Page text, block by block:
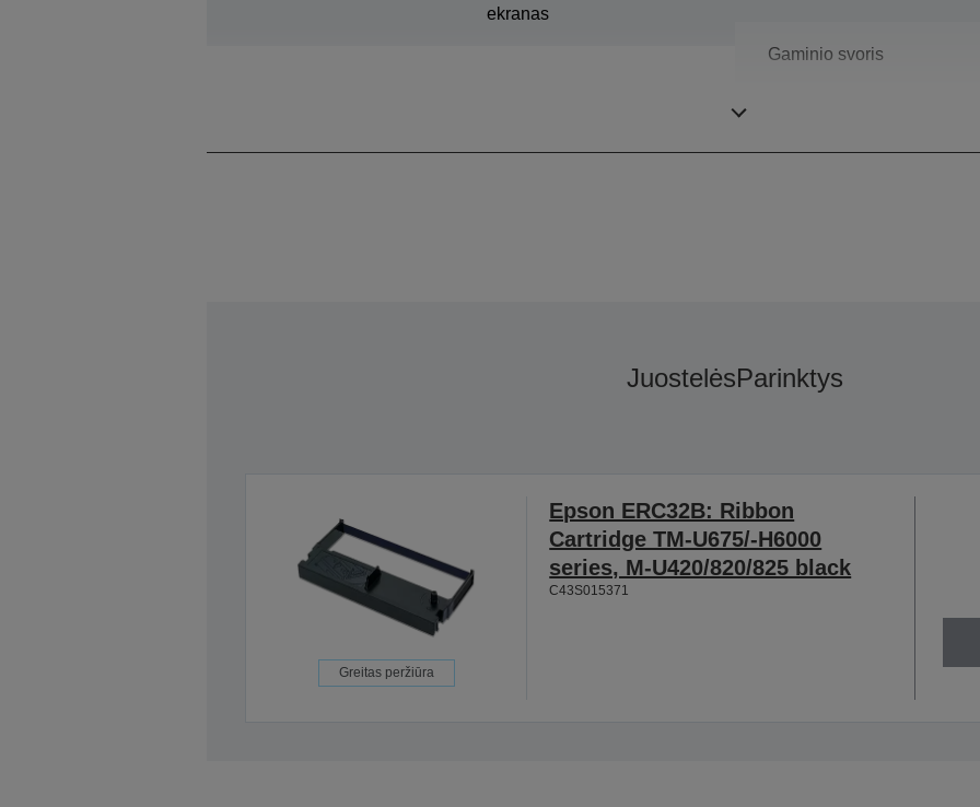
ekranas
Gaminio svoris
JuostelėsParinktys
Greitas peržiūra
Epson ERC32B: Ribbon
Cartridge TM-U675/-H6000
series, M-U420/820/825 black
C43S015371